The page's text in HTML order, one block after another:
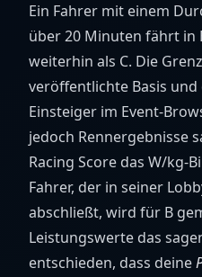
Ein Fahrer mit einem
über 20 Minuten fährt in
weiterhin als C. Die
veröffentlichte Basis und
Einsteiger im Event-
jedoch Rennergebnisse
Racing Score das W/kg-
Fahrer, der in seiner
abschließt, wird für B
Leistungswerte das
entschieden, dass deine